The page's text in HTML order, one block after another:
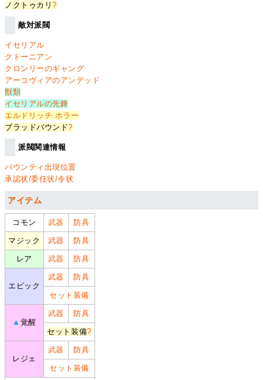
ノクトゥカリ?
敵対派閥
イセリアル
クトーニアン
クロンリーのギャング
アーコヴィアのアンデッド
獣類
イセリアルの先鋒
エルドリッチ ホラー
ブラッドバウンド?
派閥関連情報
バウンティ出現位置
承認状/委任状/令状
アイテム
コモン 武器 防具
マジック 武器 防具
レア 武器 防具
エピック
武器 防具
セット装備
▲ 覚醒
武器 防具
セット装備?
レジェ
武器 防具
セット装備